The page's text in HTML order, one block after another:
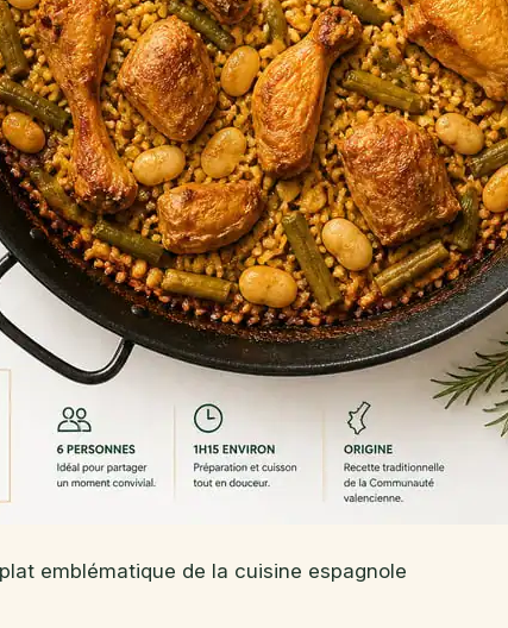
emblématique de la cuisine espagnole